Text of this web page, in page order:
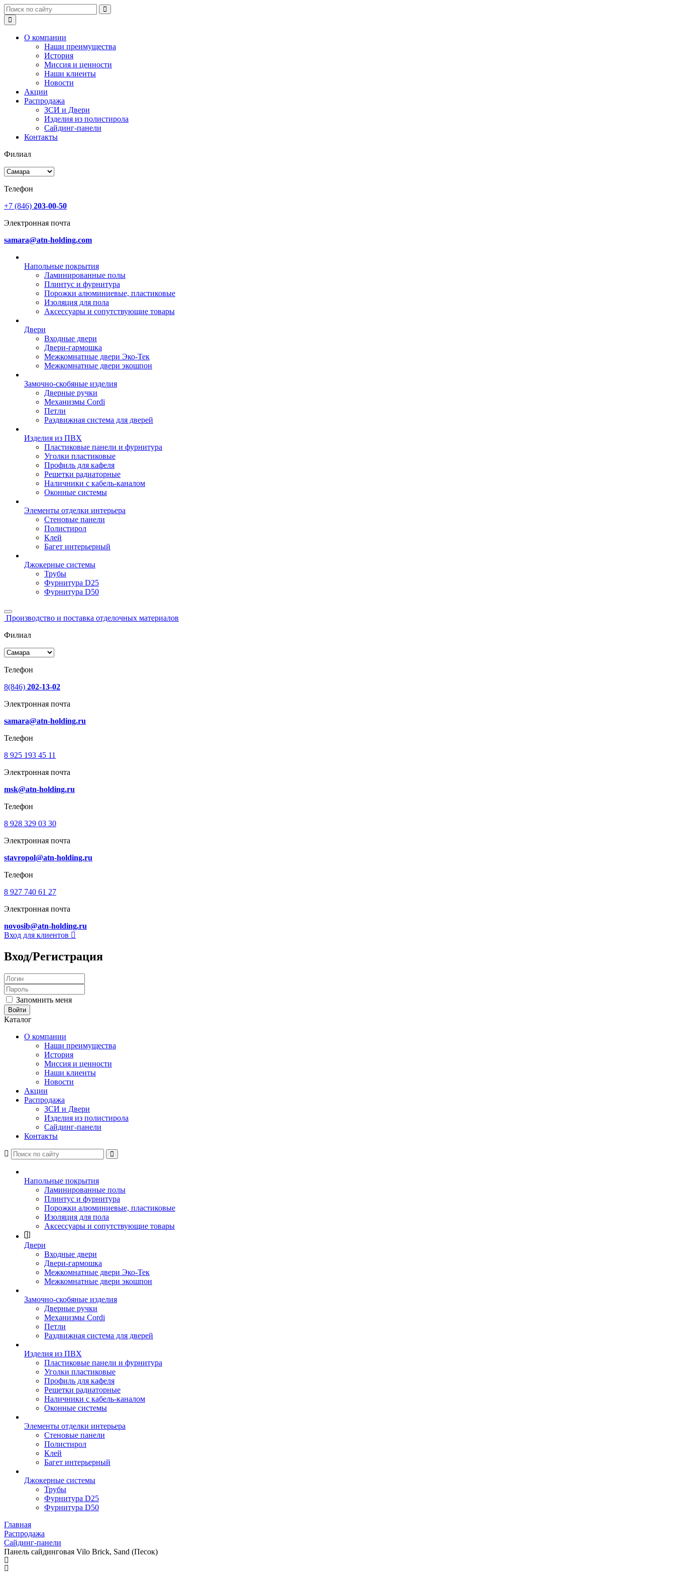
О компании
Наши преимущества
История
Миссия и ценности
Наши клиенты
Новости
Акции
Распродажа
ЗСИ и Двери
Изделия из полистирола
Сайдинг-панели
Контакты
Филиал
Телефон
+7 (846) 203-00-50
Электронная почта
samara@atn-holding.com
Напольные покрытия
Ламинированные полы
Плинтус и фурнитура
Порожки алюминиевые, пластиковые
Изоляция для пола
Аксессуары и сопутствующие товары
Двери
Входные двери
Двери-гармошка
Межкомнатные двери Эко-Тек
Межкомнатные двери экошпон
Замочно-скобяные изделия
Дверные ручки
Механизмы Cordi
Петли
Раздвижная система для дверей
Изделия из ПВХ
Пластиковые панели и фурнитура
Уголки пластиковые
Профиль для кафеля
Решетки радиаторные
Наличники с кабель-каналом
Оконные системы
Элементы отделки интерьера
Стеновые панели
Полистирол
Клей
Багет интерьерный
Джокерные системы
Трубы
Фурнитура D25
Фурнитура D50
Производство и поставка отделочных материалов
Филиал
Телефон
8(846) 202-13-02
Электронная почта
samara@atn-holding.ru
Телефон
8 925 193 45 11
Электронная почта
msk@atn-holding.ru
Телефон
8 928 329 03 30
Электронная почта
stavropol@atn-holding.ru
Телефон
8 927 740 61 27
Электронная почта
novosib@atn-holding.ru
Вход для клиентов
Вход/Регистрация
Запомнить меня
Каталог
О компании
Наши преимущества
История
Миссия и ценности
Наши клиенты
Новости
Акции
Распродажа
ЗСИ и Двери
Изделия из полистирола
Сайдинг-панели
Контакты
Напольные покрытия
Ламинированные полы
Плинтус и фурнитура
Порожки алюминиевые, пластиковые
Изоляция для пола
Аксессуары и сопутствующие товары
Двери
Входные двери
Двери-гармошка
Межкомнатные двери Эко-Тек
Межкомнатные двери экошпон
Замочно-скобяные изделия
Дверные ручки
Механизмы Cordi
Петли
Раздвижная система для дверей
Изделия из ПВХ
Пластиковые панели и фурнитура
Уголки пластиковые
Профиль для кафеля
Решетки радиаторные
Наличники с кабель-каналом
Оконные системы
Элементы отделки интерьера
Стеновые панели
Полистирол
Клей
Багет интерьерный
Джокерные системы
Трубы
Фурнитура D25
Фурнитура D50
Главная
Распродажа
Сайдинг-панели
Панель сайдинговая Vilo Brick, Sand (Песок)